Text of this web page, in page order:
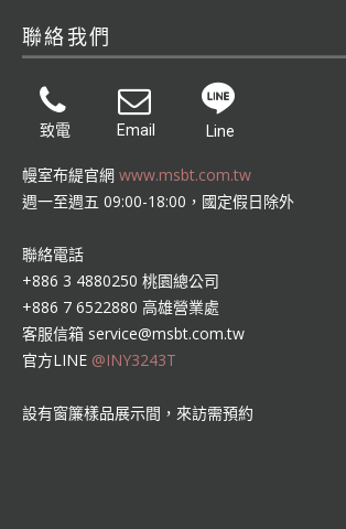
聯絡我們
致電 Email Line
幔室布緹官網 www.msbt.com.tw
週一至週五 09:00-18:00，國定假日除外
聯絡電話
+886 3 4880250 桃園總公司
+886 7 6522880 高雄營業處
客服信箱 service@msbt.com.tw
官方LINE @INY3243T
設有窗簾樣品展示間，來訪需預約